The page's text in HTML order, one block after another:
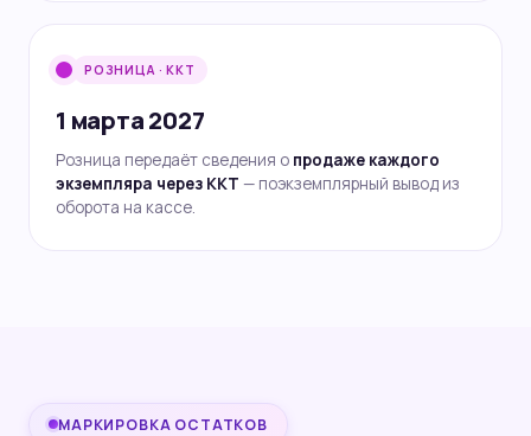
РОЗНИЦА · ККТ
1 марта 2027
Розница передаёт сведения о продаже каждого
экземпляра через ККТ — поэкземплярный вывод из
оборота на кассе.
МАРКИРОВКА ОСТАТКОВ